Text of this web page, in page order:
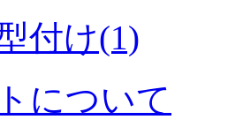
付け(1)
について